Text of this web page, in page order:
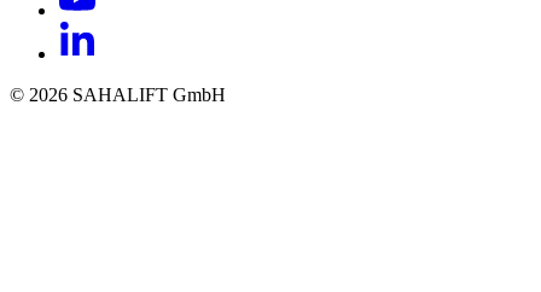
© 2026 SAHALIFT GmbH